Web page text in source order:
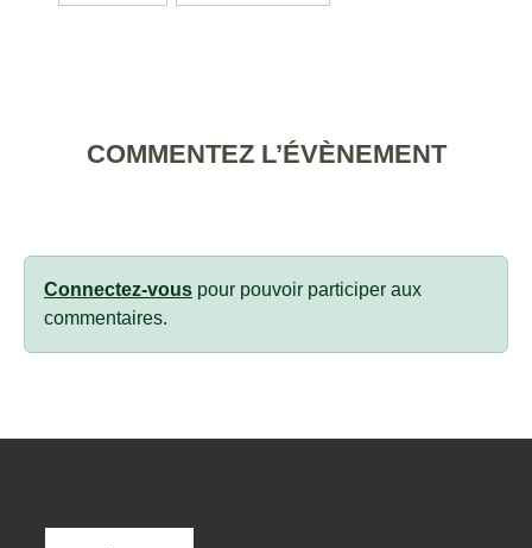
COMMENTEZ L’ÉVÈNEMENT
Connectez-vous pour pouvoir participer aux
commentaires.